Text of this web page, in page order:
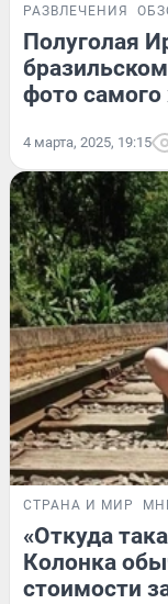
РАЗВЛЕЧЕНИЯ
Полуголая
фото самого
4 марта, 2025, 19:15
СТРАНА И МИР
«Откуда
Колонка
стоимости